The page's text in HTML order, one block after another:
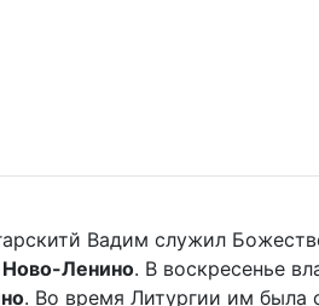
Вадим служил
Ново-Ленино. В воскресенье
. Во время Литургии им была